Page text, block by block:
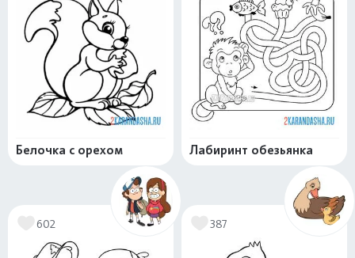
Белочка с орехом Лабиринт обезьянка
602 387